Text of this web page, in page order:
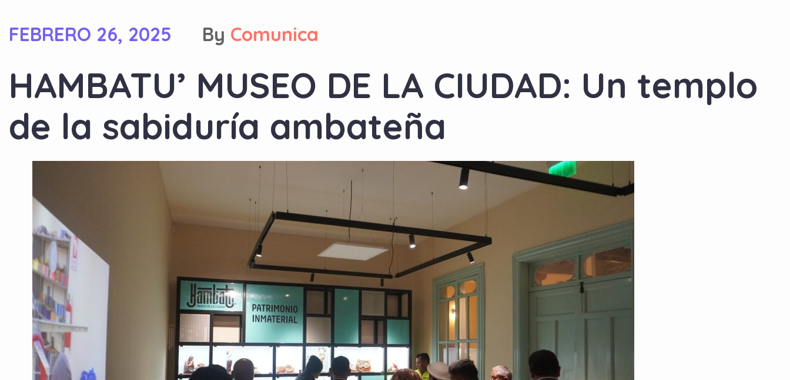
FEBRERO 26, 2025 By Comunica
HAMBATU’ MUSEO DE LA CIUDAD: Un templo
de la sabiduría ambateña